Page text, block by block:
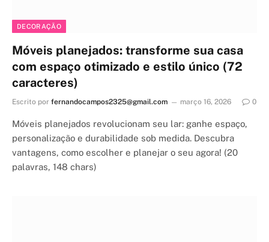
DECORAÇÃO
Móveis planejados: transforme sua casa
com espaço otimizado e estilo único (72
caracteres)
Escrito por fernandocampos2325@gmail.com março 16, 2026 0
Móveis planejados revolucionam seu lar: ganhe espaço,
personalização e durabilidade sob medida. Descubra
vantagens, como escolher e planejar o seu agora! (20
palavras, 148 chars)